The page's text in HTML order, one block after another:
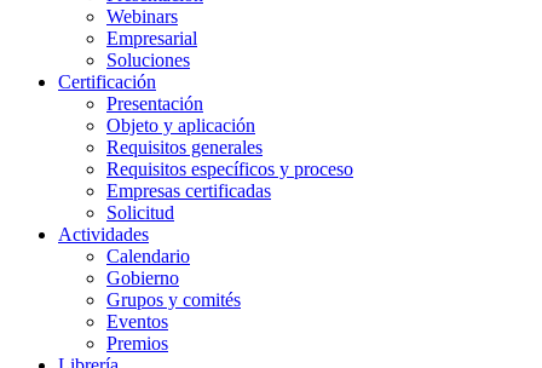
Webinars
Empresarial
Soluciones
Certificación
Presentación
Objeto y aplicación
Requisitos generales
Requisitos específicos y proceso
Empresas certificadas
Solicitud
Actividades
Calendario
Gobierno
Grupos y comités
Eventos
Premios